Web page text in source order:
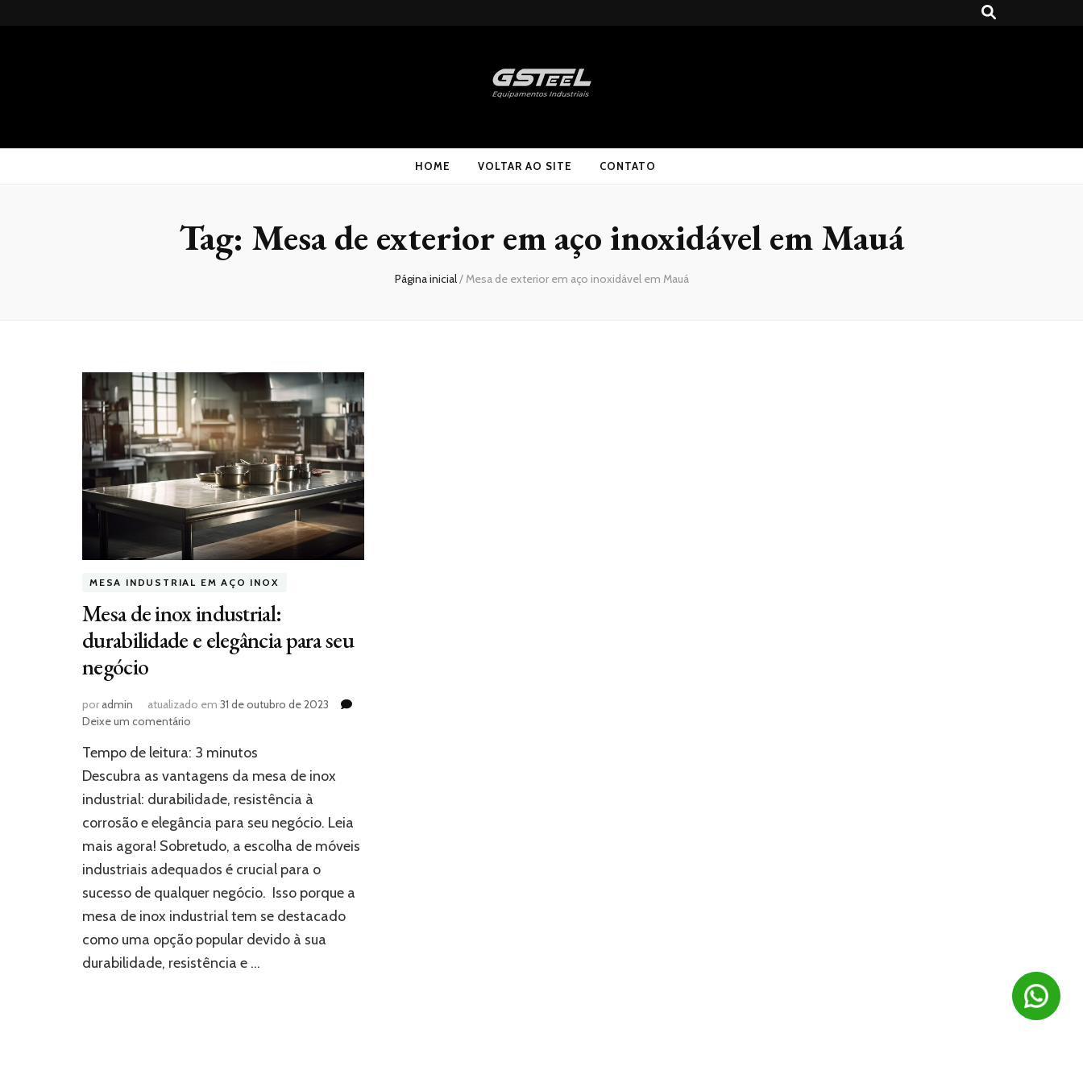
Gsteel HOME VOLTAR AO SITE CONTATO
Tag: Mesa de exterior em aço inoxidável em Mauá
Página inicial/Mesa de exterior em aço inoxidável em Mauá
MESA INDUSTRIAL EM AÇO INOX
Mesa de inox industrial:
durabilidade e elegância para seu
negócio
poradmin atualizado em 31 de outubro de 2023
Deixe um comentário
de
inox
industrial:
durabilidade
e
elegância
para
seu
negócio
Tempo de leitura: 3 minutos
Descubra as vantagens da mesa de inox
industrial: durabilidade, resistência à
corrosão e elegância para seu negócio. Leia
mais agora! Sobretudo, a escolha de móveis
industriais adequados é crucial para o
sucesso de qualquer negócio. Isso porque a
mesa de inox industrial tem se destacado
como uma opção popular devido à sua
durabilidade, resistência e …